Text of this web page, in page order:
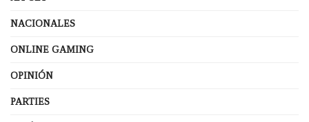
NACIONALES
ONLINE GAMING
OPINIÓN
PARTIES